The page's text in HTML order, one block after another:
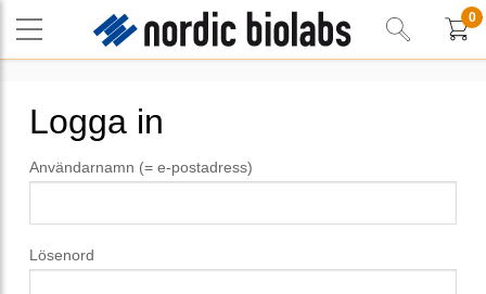
0
Logga in
Användarnamn (= e-postadress)
Lösenord